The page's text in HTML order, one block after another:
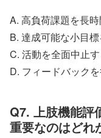
A. 高負荷課題を長
B. 達成可能な小目
C. 活動を全面中止
D. フィードバック
Q7. 上肢機能評
重要なのはどれ